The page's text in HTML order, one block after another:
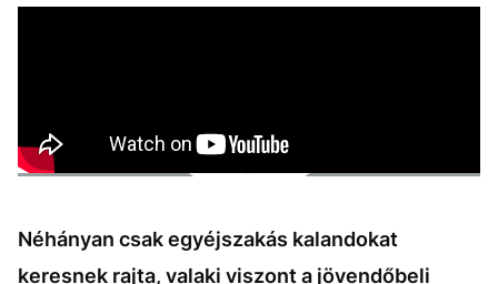
Néhányan csak egyéjszakás kalandokat
keresnek rajta, valaki viszont a jövendőbeli